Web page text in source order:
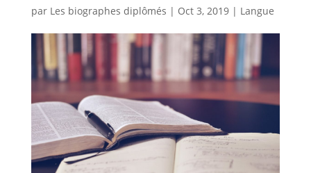
par Les biographes diplômés | Oct 3, 2019| Langue